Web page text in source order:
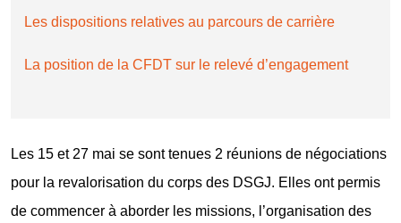
Les dispositions relatives au parcours de carrière
La position de la CFDT sur le relevé d’engagement
Les 15 et 27 mai se sont tenues 2 réunions de négociations
pour la revalorisation du corps des DSGJ. Elles ont permis
de commencer à aborder les missions, l’organisation des